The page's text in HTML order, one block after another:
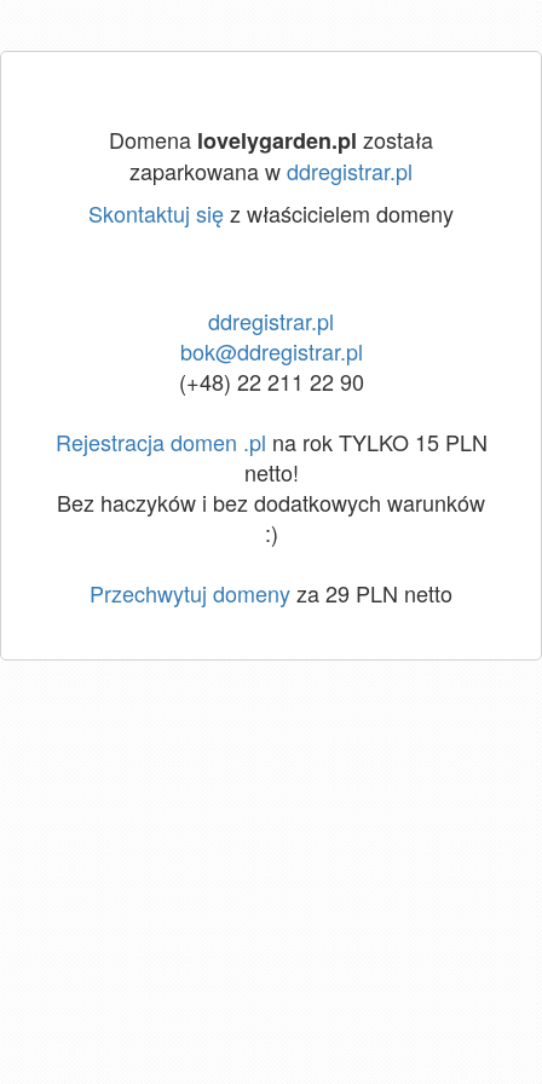
Domena lovelygarden.pl została
zaparkowana wddregistrar.pl
Skontaktuj sięz właścicielem domeny
ddregistrar.pl
bok@ddregistrar.pl
(+48) 22 211 22 90
Rejestracja domen .pl na rok TYLKO 15 PLN
netto!
Bez haczyków i bez dodatkowych warunków
:)
Przechwytuj domenyza 29 PLN netto